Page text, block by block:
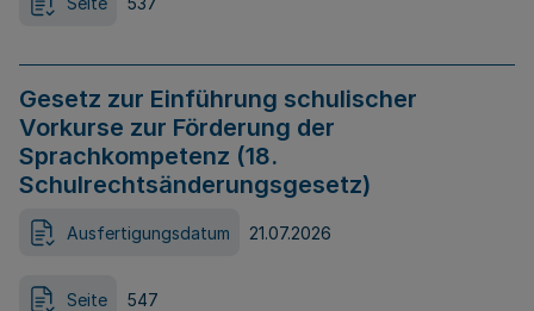
Gesetz zur Einführung schulischer
Vorkurse zur Förderung der
Sprachkompetenz (18.
Schulrechtsänderungsgesetz)
Ausfertigungsdatum 21.07.2026
Seite 547